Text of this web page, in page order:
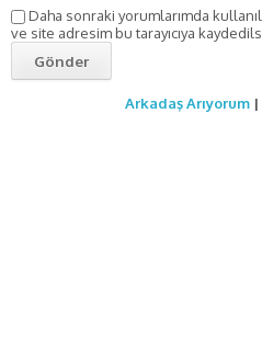
Daha sonraki yorumlarımda
ve site adresim bu tarayıcıya
Arkadaş Arıyorum|